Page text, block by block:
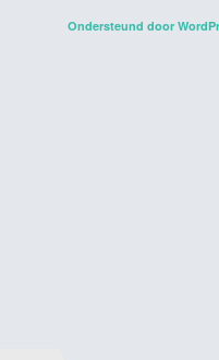
Ondersteund door